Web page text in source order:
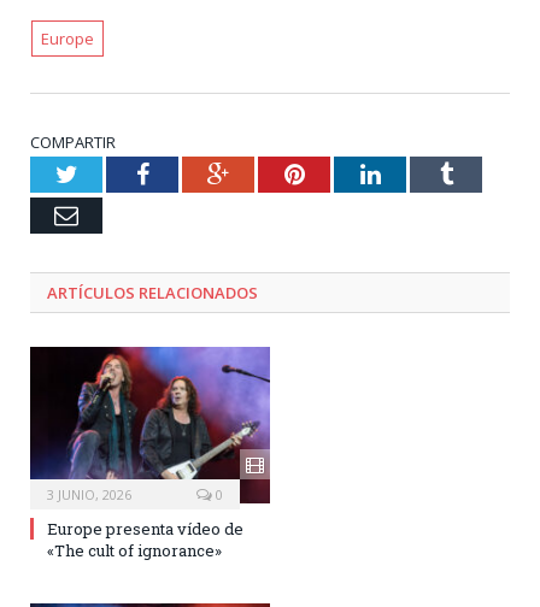
Europe
COMPARTIR
TwitterFacebookGoogle+PinterestLinkedInTumblr
Email
ARTÍCULOS RELACIONADOS
3 JUNIO, 2026 0
Europe presenta vídeo de
«The cult of ignorance»